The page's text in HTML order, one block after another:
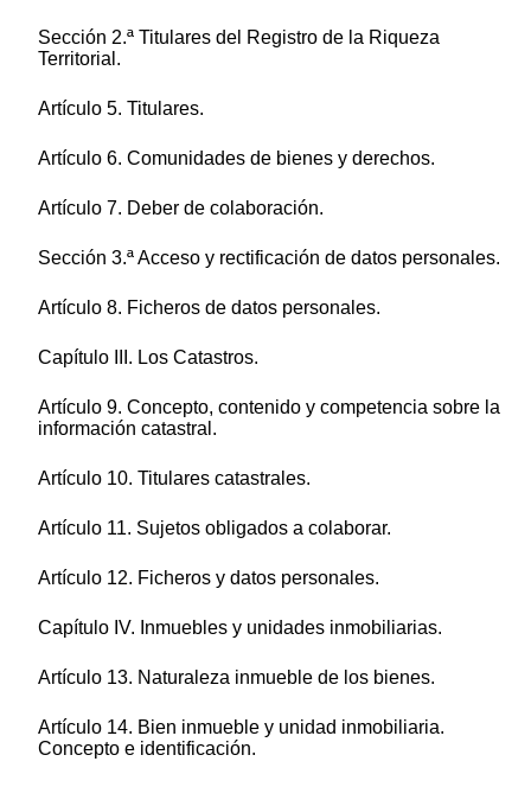
Sección 2.ª Titulares del Registro de la Riqueza
Territorial.
Artículo 5. Titulares.
Artículo 6. Comunidades de bienes y derechos.
Artículo 7. Deber de colaboración.
Sección 3.ª Acceso y rectificación de datos personales.
Artículo 8. Ficheros de datos personales.
Capítulo III. Los Catastros.
Artículo 9. Concepto, contenido y competencia sobre la
información catastral.
Artículo 10. Titulares catastrales.
Artículo 11. Sujetos obligados a colaborar.
Artículo 12. Ficheros y datos personales.
Capítulo IV. Inmuebles y unidades inmobiliarias.
Artículo 13. Naturaleza inmueble de los bienes.
Artículo 14. Bien inmueble y unidad inmobiliaria.
Concepto e identificación.